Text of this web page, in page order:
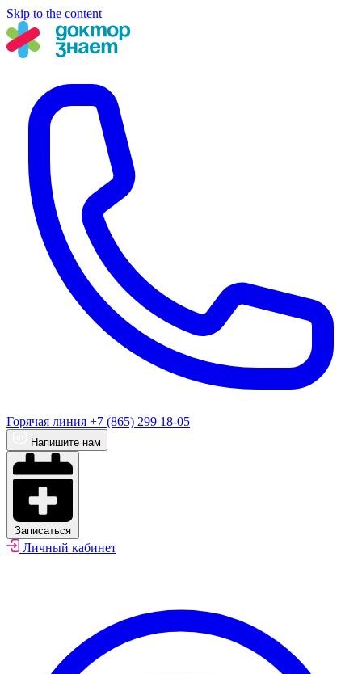
Skip to the content
Горячая линия +7 (865) 299 18-05
Напишите нам
Записаться
Личный кабинет